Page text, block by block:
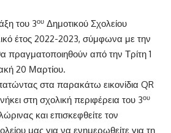
του 3ου Δημοτικού Σχολείου
έτος 2022-2023, σύμφωνα με την
πραγματοποιηθούν από την Τρίτη 1
20 Μαρτίου.
στα παρακάτω εικονίδια QR
στη σχολική περιφέρεια του 3ου
και επισκεφθείτε τον
μας για να ενημερωθείτε για τη